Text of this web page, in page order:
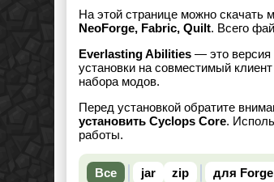
На этой странице можно скачать
NeoForge, Fabric, Quilt. Всего
Everlasting Abilities — это версия
установки на совместимый
набора модов.
Перед установкой обратите
установить Cyclops Core.
работы.
Все jar zip для Forge